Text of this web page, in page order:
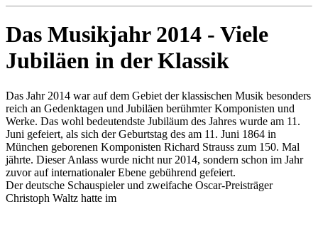
Das Musikjahr 2014 - Viele
Jubiläen in der Klassik
Das Jahr 2014 war auf dem Gebiet der klassischen Musik besonders
reich an Gedenktagen und Jubiläen berühmter Komponisten und
Werke. Das wohl bedeutendste Jubiläum des Jahres wurde am 11.
Juni gefeiert, als sich der Geburtstag des am 11. Juni 1864 in
München geborenen Komponisten Richard Strauss zum 150. Mal
jährte. Dieser Anlass wurde nicht nur 2014, sondern schon im Jahr
zuvor auf internationaler Ebene gebührend gefeiert.
Der deutsche Schauspieler und zweifache Oscar-Preisträger
Christoph Waltz hatte im